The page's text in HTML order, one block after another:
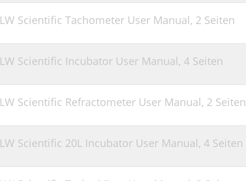
LW Scientific Tachometer User Manual, 2 Seiten
LW Scientific Incubator User Manual, 4 Seiten
LW Scientific Refractometer User Manual, 2 Seiten
LW Scientific 20L Incubator User Manual, 4 Seiten